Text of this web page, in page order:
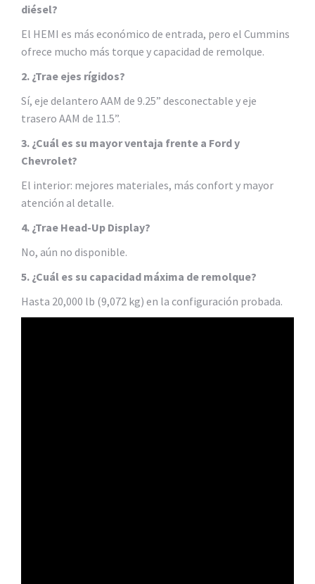
diésel?
El HEMI es más económico de entrada, pero el Cummins
ofrece mucho más torque y capacidad de remolque.
2. ¿Trae ejes rígidos?
Sí, eje delantero AAM de 9.25” desconectable y eje
trasero AAM de 11.5”.
3. ¿Cuál es su mayor ventaja frente a Ford y
Chevrolet?
El interior: mejores materiales, más confort y mayor
atención al detalle.
4. ¿Trae Head-Up Display?
No, aún no disponible.
5. ¿Cuál es su capacidad máxima de remolque?
Hasta 20,000 lb (9,072 kg) en la configuración probada.